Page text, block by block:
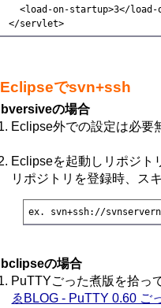
<load-on-startup>3</
</servlet>
Eclipseでsvn+ssh
の場合
Eclipse外での設定は必要
Eclipseを起動しリポジト
リポジトリを登録時、ス
ex. svn+ssh://
の場合
PuTTYごった煮版を拾っ
ゑBLOG - PuTTY 0.60 ご